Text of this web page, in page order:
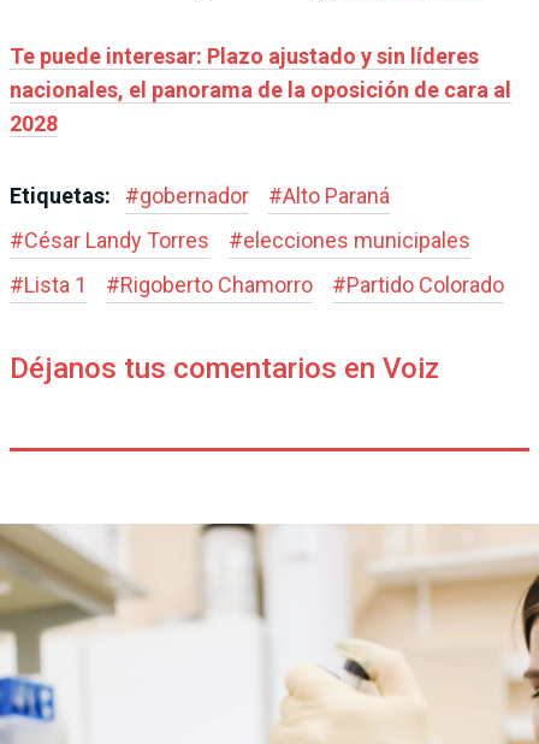
Te puede interesar: Plazo ajustado y sin líderes
nacionales, el panorama de la oposición de cara al
2028
Etiquetas: #gobernador #Alto Paraná
#César Landy Torres #elecciones municipales
#Lista 1 #Rigoberto Chamorro #Partido Colorado
Déjanos tus comentarios en Voiz